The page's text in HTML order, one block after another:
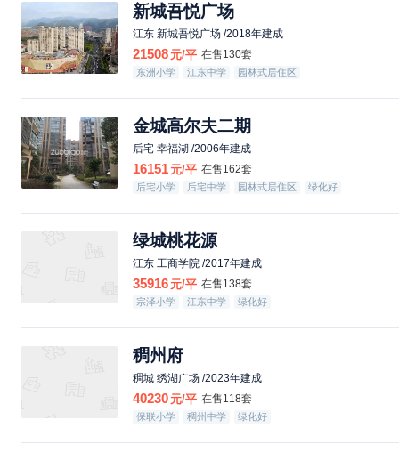
新城吾悦广场
江东 新城吾悦广场 /2018年建成
21508元/平 在售130套
东洲小学 江东中学 园林式居住区
金城高尔夫二期
后宅 幸福湖 /2006年建成
16151元/平 在售162套
后宅小学 后宅中学 园林式居住区 绿化好
绿城桃花源
江东 工商学院 /2017年建成
35916元/平 在售138套
宗泽小学 江东中学 绿化好
稠州府
稠城 绣湖广场 /2023年建成
40230元/平 在售118套
保联小学 稠州中学 绿化好